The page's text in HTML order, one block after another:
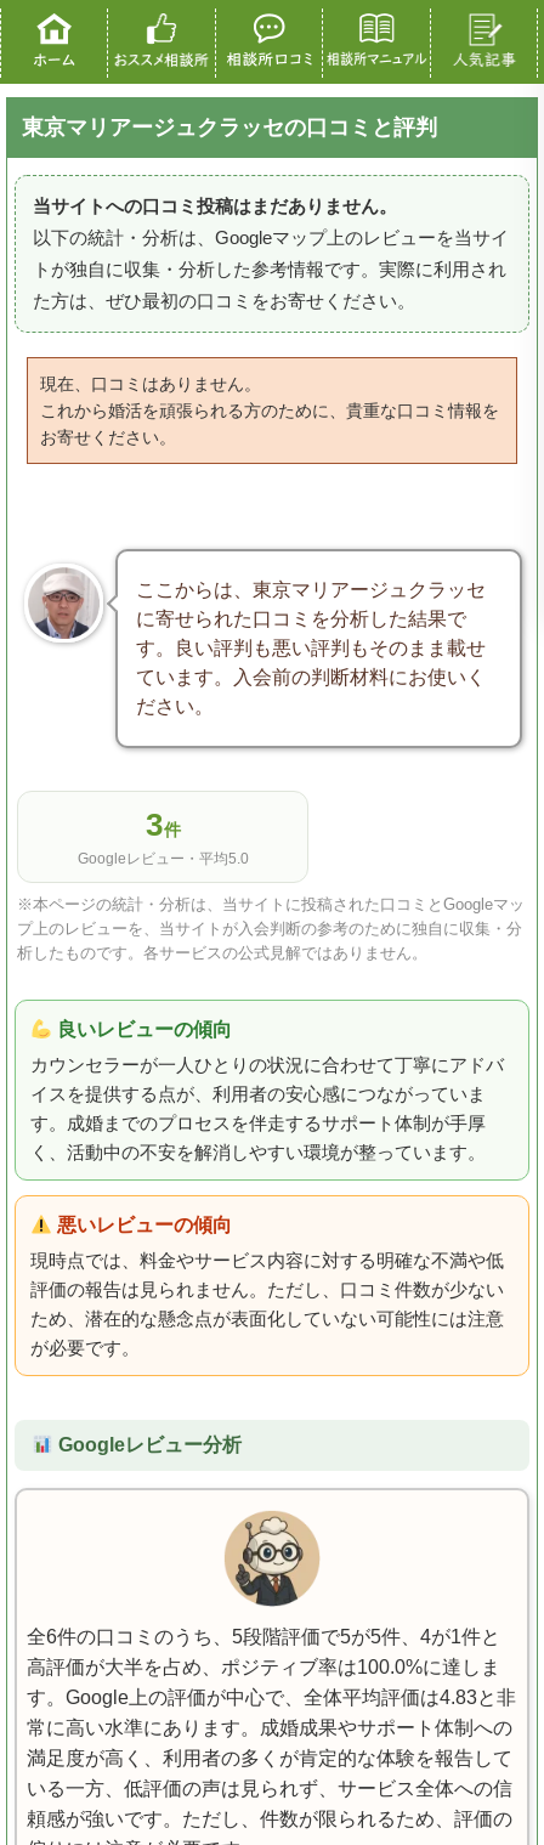
東京マリアージュクラッセの口コミと評判
当サイトへの口コミ投稿はまだありません。
以下の統計・分析は、Googleマップ上のレビューを当サイ
トが独自に収集・分析した参考情報です。実際に利用され
た方は、ぜひ最初の口コミをお寄せください。
現在、口コミはありません。
これから婚活を頑張られる方のために、貴重な口コミ情報を
お寄せください。
ここからは、東京マリアージュクラッセ
に寄せられた口コミを分析した結果で
す。良い評判も悪い評判もそのまま載せ
ています。入会前の判断材料にお使いく
ださい。
3件
Googleレビュー・平均5.0
※本ページの統計・分析は、当サイトに投稿された口コミとGoogleマッ
プ上のレビューを、当サイトが入会判断の参考のために独自に収集・分
析したものです。各サービスの公式見解ではありません。
良いレビューの傾向
カウンセラーが一人ひとりの状況に合わせて丁寧にアドバ
イスを提供する点が、利用者の安心感につながっていま
す。成婚までのプロセスを伴走するサポート体制が手厚
く、活動中の不安を解消しやすい環境が整っています。
悪いレビューの傾向
現時点では、料金やサービス内容に対する明確な不満や低
評価の報告は見られません。ただし、口コミ件数が少ない
ため、潜在的な懸念点が表面化していない可能性には注意
が必要です。
Googleレビュー分析
全6件の口コミのうち、5段階評価で5が5件、4が1件と
高評価が大半を占め、ポジティブ率は100.0%に達しま
す。Google上の評価が中心で、全体平均評価は4.83と非
常に高い水準にあります。成婚成果やサポート体制への
満足度が高く、利用者の多くが肯定的な体験を報告して
いる一方、低評価の声は見られず、サービス全体への信
頼感が強いです。ただし、件数が限られるため、評価の